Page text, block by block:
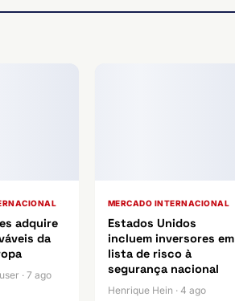
adquire
da
· 7 ago
MERCADO INTERNACIONAL
Estados Unidos
incluem inversores em
lista de risco à
segurança nacional
Henrique Hein · 4 ago